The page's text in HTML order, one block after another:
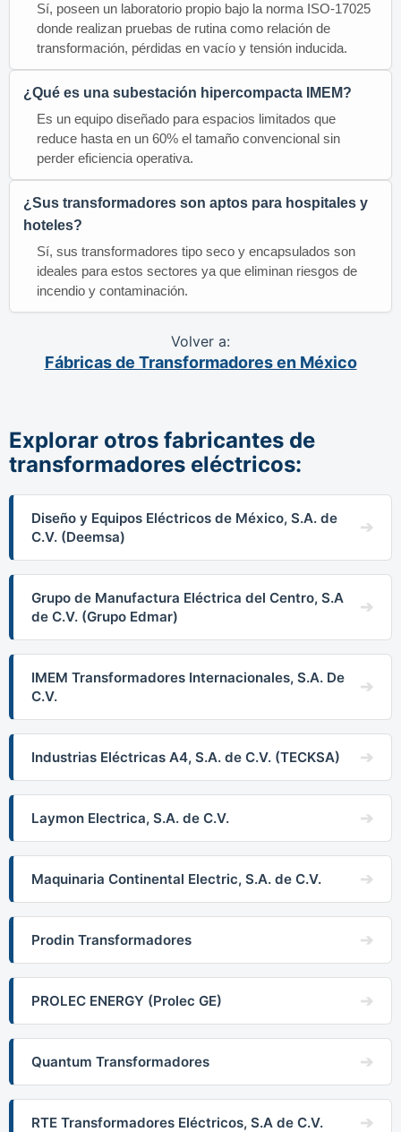
Sí, poseen un laboratorio propio bajo la norma ISO-17025
donde realizan pruebas de rutina como relación de
transformación, pérdidas en vacío y tensión inducida.
¿Qué es una subestación hipercompacta IMEM?
Es un equipo diseñado para espacios limitados que
reduce hasta en un 60% el tamaño convencional sin
perder eficiencia operativa.
¿Sus transformadores son aptos para hospitales y
hoteles?
Sí, sus transformadores tipo seco y encapsulados son
ideales para estos sectores ya que eliminan riesgos de
incendio y contaminación.
Volver a:
Fábricas de Transformadores en México
Explorar otros fabricantes de
transformadores eléctricos:
Diseño y Equipos Eléctricos de México, S.A. de
C.V. (Deemsa)
Grupo de Manufactura Eléctrica del Centro, S.A
de C.V. (Grupo Edmar)
IMEM Transformadores Internacionales, S.A. De
C.V.
Industrias Eléctricas A4, S.A. de C.V. (TECKSA)
Laymon Electrica, S.A. de C.V.
Maquinaria Continental Electric, S.A. de C.V.
Prodin Transformadores
PROLEC ENERGY (Prolec GE)
Quantum Transformadores
RTE Transformadores Eléctricos, S.A de C.V.